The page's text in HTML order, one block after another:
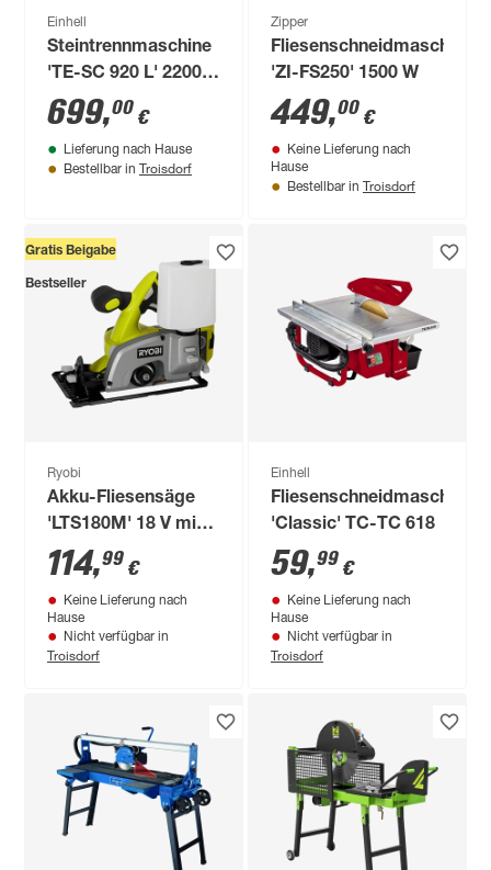
Einhell
Steintrennmaschine
'TE-SC 920 L' 2200
W
699,00 €
Lieferung nach Hause
Bestellbar in Troisdorf
Zipper
Fliesenschneidmaschine
'ZI-FS250' 1500 W
449,00 €
Keine Lieferung nach
Hause
Bestellbar in Troisdorf
Gratis Beigabe
Bestseller
Ryobi
Akku-Fliesensäge
'LTS180M' 18 V mit
Diamantklinge ohne
Akku
114,99 €
Keine Lieferung nach
Hause
Nicht verfügbar in
Troisdorf
Einhell
Fliesenschneidmaschine
'Classic' TC-TC 618
59,99 €
Keine Lieferung nach
Hause
Nicht verfügbar in
Troisdorf